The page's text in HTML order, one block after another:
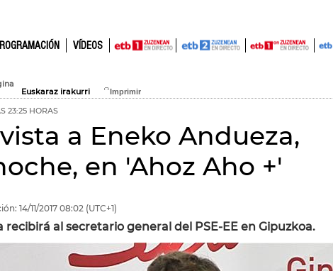
VÍDEOS
Euskaraz irakurri
23:25 HORAS
a Eneko Andueza,
en 'Ahoz Aho +'
14/11/2017 08:02 (UTC+1)
recibirá al secretario general del PSE-EE en Gipuzkoa.